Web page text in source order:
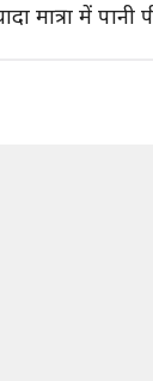
मात्रा में पानी